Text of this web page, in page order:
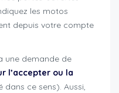
les motos
depuis votre compte
une demande de
l’accepter ou la
ce sens). Aussi,